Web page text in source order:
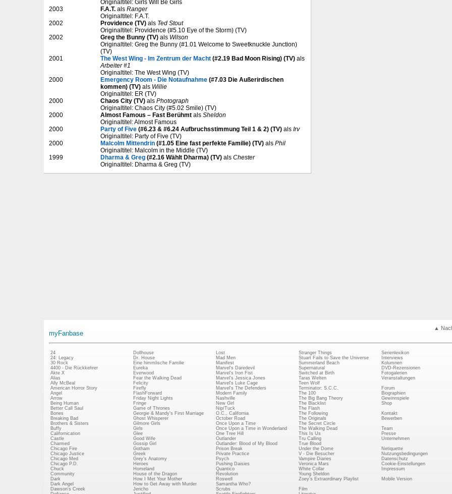
Originaltitel: Girls Will Be Girls
2003
F.A.T. als Ranger
Originaltitel: F.A.T.
2002
Providence (TV) als Ted Stout
Originaltitel: Providence (#5.10 Eye of the Storm) (TV)
2002
Greg the Bunny (TV) als Wilson
Originaltitel: Greg the Bunny (#1.01 Welcome to Sweetknuckle Junction)
(TV)
2001
The West Wing - Im Zentrum der Macht (#2.19 Bad Moon Rising) (TV) als
Arbeiter #1
Originaltitel: The West Wing (TV)
2000
Emergency Room - Die Notaufnahme (#7.03 Die Außerirdischen
kommen) (TV) als Willie
Originaltitel: ER (TV)
2000
Chaos City (TV) als Photograph
Originaltitel: Chaos City (#5.02 Smile) (TV)
2000
Almost Famous – Fast Berühmt als Sheldon
Originaltitel: Almost Famous
2000
Party of Five (#6.23 & #6.24 Aufbruchsstimmung Teil 1 & 2) (TV) als Irv
Originaltitel: Party of Five (TV)
2000
Malcolm Mittendrin (#1.05 Eine fast perfekte Familie) (TV) als Phil
Originaltitel: Malcolm in the Middle (TV)
1999
Dharma & Greg (#2.16 Wählt Dharma) (TV) als Chester
Originaltitel: Dharma & Greg (TV)
▲
myFanbase
24
24: Legacy
30 Rock
4400 - Die Rückkehrer
Akte X
Alias
Ally McBeal
American Horror Story
Angel
Arrow
Being Human
Better Call Saul
Bones
Breaking Bad
Brothers & Sisters
Buffy
Californication
Castle
Charmed
Chicago Fire
Chicago Justice
Chicago Med
Chicago P.D.
Chuck
Community
Dark
Dark Angel
Dawson's Creek
Dollhouse
Dr. House
Eine himmlische Familie
Eureka
Everwood
Fear the Walking Dead
Felicity
Firefly
FlashForward
Friday Night Lights
Fringe
Game of Thrones
Georgie & Mandy's First Marriage
Ghost Whisperer
Gilmore Girls
Girls
Glee
Good Wife
Gossip Girl
Gotham
Greek
Grey's Anatomy
Heroes
Homeland
House of the Dragon
How I Met Your Mother
How to Get Away with Murder
Jericho
Lost
Mad Men
Manifest
Marvel's Daredevil
Marvel's Iron Fist
Marvel's Jessica Jones
Marvel's Luke Cage
Marvel's The Defenders
Modern Family
Nashville
New Girl
Nip/Tuck
O.C., California
October Road
Once Upon a Time
Once Upon a Time in Wonderland
One Tree Hill
Outlander
Outlander: Blood of My Blood
Prison Break
Private Practice
Psych
Pushing Daisies
Quantico
Revolution
Roswell
Samantha Who?
Scrubs
Stranger Things
Stuart Fails to Save the Universe
Summerland Beach
Supernatural
Switched at Birth
Taras Welten
Teen Wolf
Terminator: S.C.C.
The 100
The Big Bang Theory
The Blacklist
The Flash
The Following
The Originals
The Secret Circle
The Walking Dead
This Is Us
Tru Calling
True Blood
Under the Dome
V - Die Besucher
Vampire Diaries
Veronica Mars
White Collar
Young Sheldon
Zoey's Extraordinary Playlist
Film
Serienlexikon
Interviews
Kolumnen
DVD-Rezensionen
Fotogalerien
Veranstaltungen
Forum
Biographien
Gewinnspiele
Shop
Kontakt
Bewerben
Team
Presse
Unternehmen
Netiquette
Nutzungsbedingungen
Datenschutz
Cookie-Einstellungen
Impressum
Mobile Version